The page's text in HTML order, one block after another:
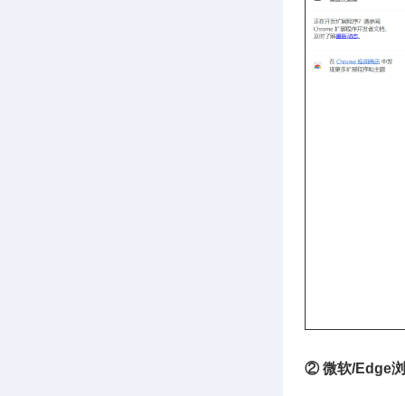
② 微软/Edge